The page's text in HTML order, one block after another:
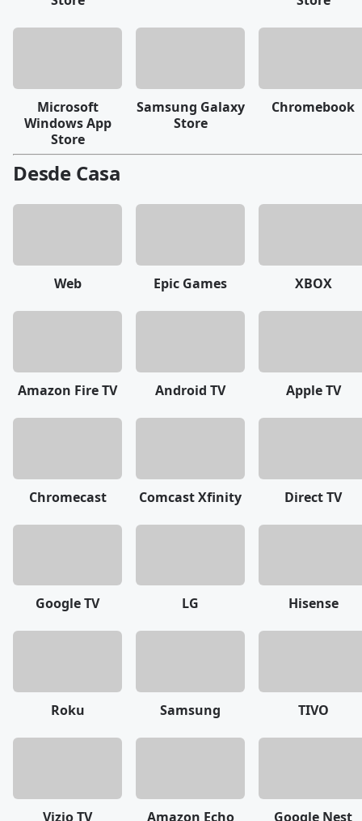
Microsoft
Windows App
Store
Samsung Galaxy
Store
Chromebook
Desde Casa
Web Epic Games XBOX
Amazon Fire TV Android TV Apple TV
Chromecast Comcast Xfinity Direct TV
Google TV LG Hisense
Roku Samsung TIVO
Vizio TV Amazon Echo Google Nest